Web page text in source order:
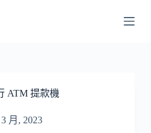
ATM 提款機
月, 2023